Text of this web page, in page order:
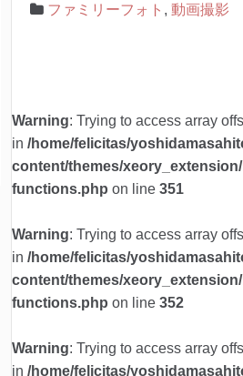
ファミリーフォト , 動画撮影
Warning: Trying to access array
in /home/felicitas/
content/themes/
functions.php on line 351
Warning: Trying to access array
in /home/felicitas/
content/themes/
functions.php on line 352
Warning: Trying to access array
in /home/felicitas/